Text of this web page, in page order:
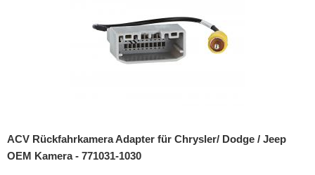
Einspeisung OEM Kamera
für Chevrolet
ACV Rückfahrkamera Adapter für Chrysler/ Dodge / Jeep
OEM Kamera - 771031-1030